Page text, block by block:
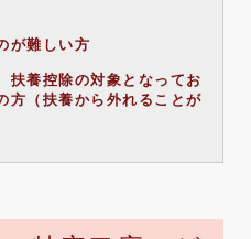
が難しい方
養控除の対象となってお
方（扶養から外れることが